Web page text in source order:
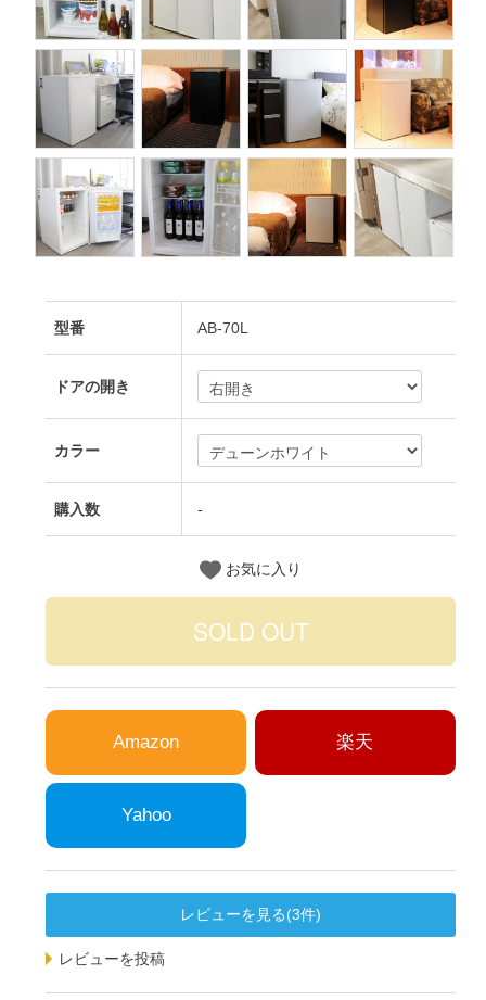
型番 AB-70L
ドアの開き
カラー
購入数 -
お気に入り
Amazon 楽天
Yahoo
レビューを見る(3件)
レビューを投稿